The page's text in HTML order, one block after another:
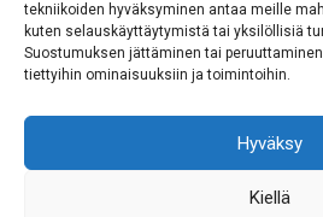
tekniikoiden hyväksyminen antaa meille
kuten selauskäyttäytymistä tai yksilöllisiä
Suostumuksen jättäminen tai
tiettyihin ominaisuuksiin ja toimintoihin.
Hyväksy
Kiellä
99870 Inari
Löydät meidät
Instagram
Facebook